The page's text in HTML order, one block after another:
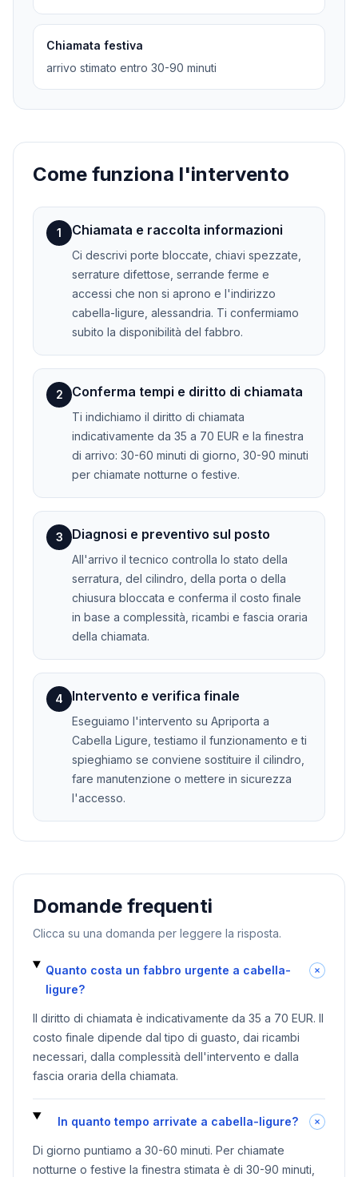
Chiamata festiva
arrivo stimato entro 30-90 minuti
Come funziona l'intervento
1 Chiamata e raccolta informazioni
Ci descrivi porte bloccate, chiavi spezzate,
serrature difettose, serrande ferme e
accessi che non si aprono e l'indirizzo
cabella-ligure, alessandria. Ti confermiamo
subito la disponibilità del fabbro.
2 Conferma tempi e diritto di chiamata
Ti indichiamo il diritto di chiamata
indicativamente da 35 a 70 EUR e la finestra
di arrivo: 30-60 minuti di giorno, 30-90 minuti
per chiamate notturne o festive.
3 Diagnosi e preventivo sul posto
All'arrivo il tecnico controlla lo stato della
serratura, del cilindro, della porta o della
chiusura bloccata e conferma il costo finale
in base a complessità, ricambi e fascia oraria
della chiamata.
4 Intervento e verifica finale
Eseguiamo l'intervento su Apriporta a
Cabella Ligure, testiamo il funzionamento e ti
spieghiamo se conviene sostituire il cilindro,
fare manutenzione o mettere in sicurezza
l'accesso.
Domande frequenti
Clicca su una domanda per leggere la risposta.
Quanto costa un fabbro urgente a cabella-
ligure?
Il diritto di chiamata è indicativamente da 35 a 70 EUR. Il
costo finale dipende dal tipo di guasto, dai ricambi
necessari, dalla complessità dell'intervento e dalla
fascia oraria della chiamata.
In quanto tempo arrivate a cabella-ligure?
Di giorno puntiamo a 30-60 minuti. Per chiamate
notturne o festive la finestra stimata è di 30-90 minuti,